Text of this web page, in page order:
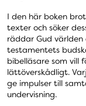
I den här boken
texter och söker
räddar Gud världen
testamentets
bibelläsare som vill
lättöverskådligt.
ge impulser till
undervisning.